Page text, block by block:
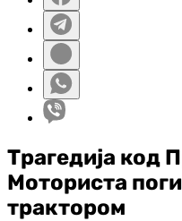
Трагедија код
Моториста
трактором